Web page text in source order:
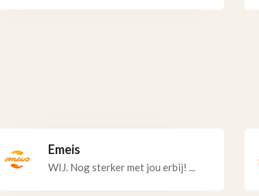
Emeis
WIJ. Nog sterker met jou erbij! ...